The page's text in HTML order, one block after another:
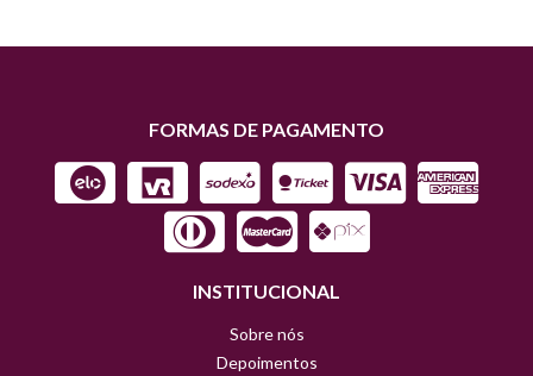
FORMAS DE PAGAMENTO
INSTITUCIONAL
Sobre nós
Depoimentos